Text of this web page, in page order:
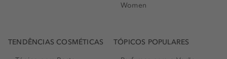
Women
TENDÊNCIAS COSMÉTICAS TÓPICOS POPULARES